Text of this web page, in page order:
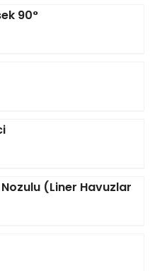
90°
(Liner Havuzlar